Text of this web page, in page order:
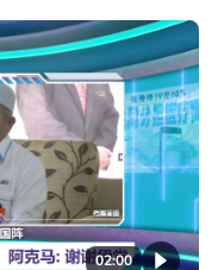
02:00